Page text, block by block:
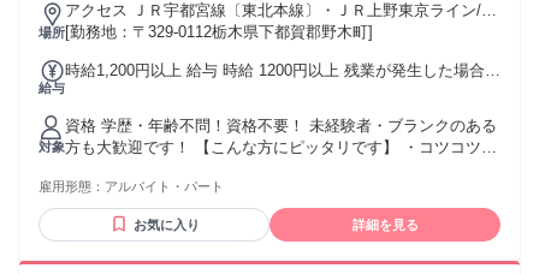
場所
アクセス ＪＲ宇都宮線〔東北本線〕・ＪＲ上野東京ライン/Ｊ
Ｒ湘南新宿ライン 野木東口徒歩約25分、ＪＲ宇都宮線〔東北
歩約60分、ＪＲ宇都宮線〔東北本線〕・ＪＲ上野東京ライン/
[勤務地：〒329-0112栃木県下都賀郡野木町]
給与
時給1,200円以上 給与 時給 1200円以上 残業が発生した場合、
通費支給（月上限5万円）
対象
資格 学歴・年齢不問！資格不要！ 未経験者・ブランクのある
方も大歓迎です！ 【こんな方にピッタリです】 ・コツコツと
安定して収入を得たい方 ・テスト、家事、介護などの急な予
定も相談したい方 幅広い層が「お互い様」の精神で助け合っ
ている職場です。 少しでも興味があれば、まずはお気軽にご
雇用形態： アルバイト・パート
お気に入り 詳細を見る